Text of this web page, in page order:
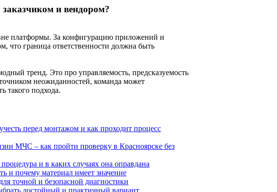
заказчиком и вендором?
платформы. За конфигурацию приложений и
что граница ответственности должна быть
тренд. Это про управляемость, предсказуемость
неожиданностей, команда может
такого подхода.
перед монтажом и как проходит процесс
МЧС – как пройти проверку в Красноярске без
и в каких случаях она оправдана
и почему материал имеет значение
точной и безопасной диагностики
достойный и практичный вариант